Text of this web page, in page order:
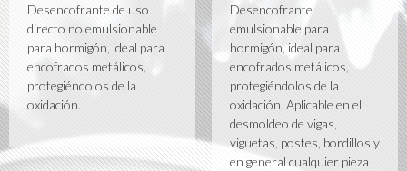
Desencofrante de uso
directo no emulsionable
para hormigón, ideal para
encofrados metálicos,
protegiéndolos de la
oxidación.
Desencofrante
emulsionable para
hormigón, ideal para
encofrados metálicos,
protegiéndolos de la
oxidación. Aplicable en el
desmoldeo de vigas,
viguetas, postes, bordillos y
en general cualquier pieza